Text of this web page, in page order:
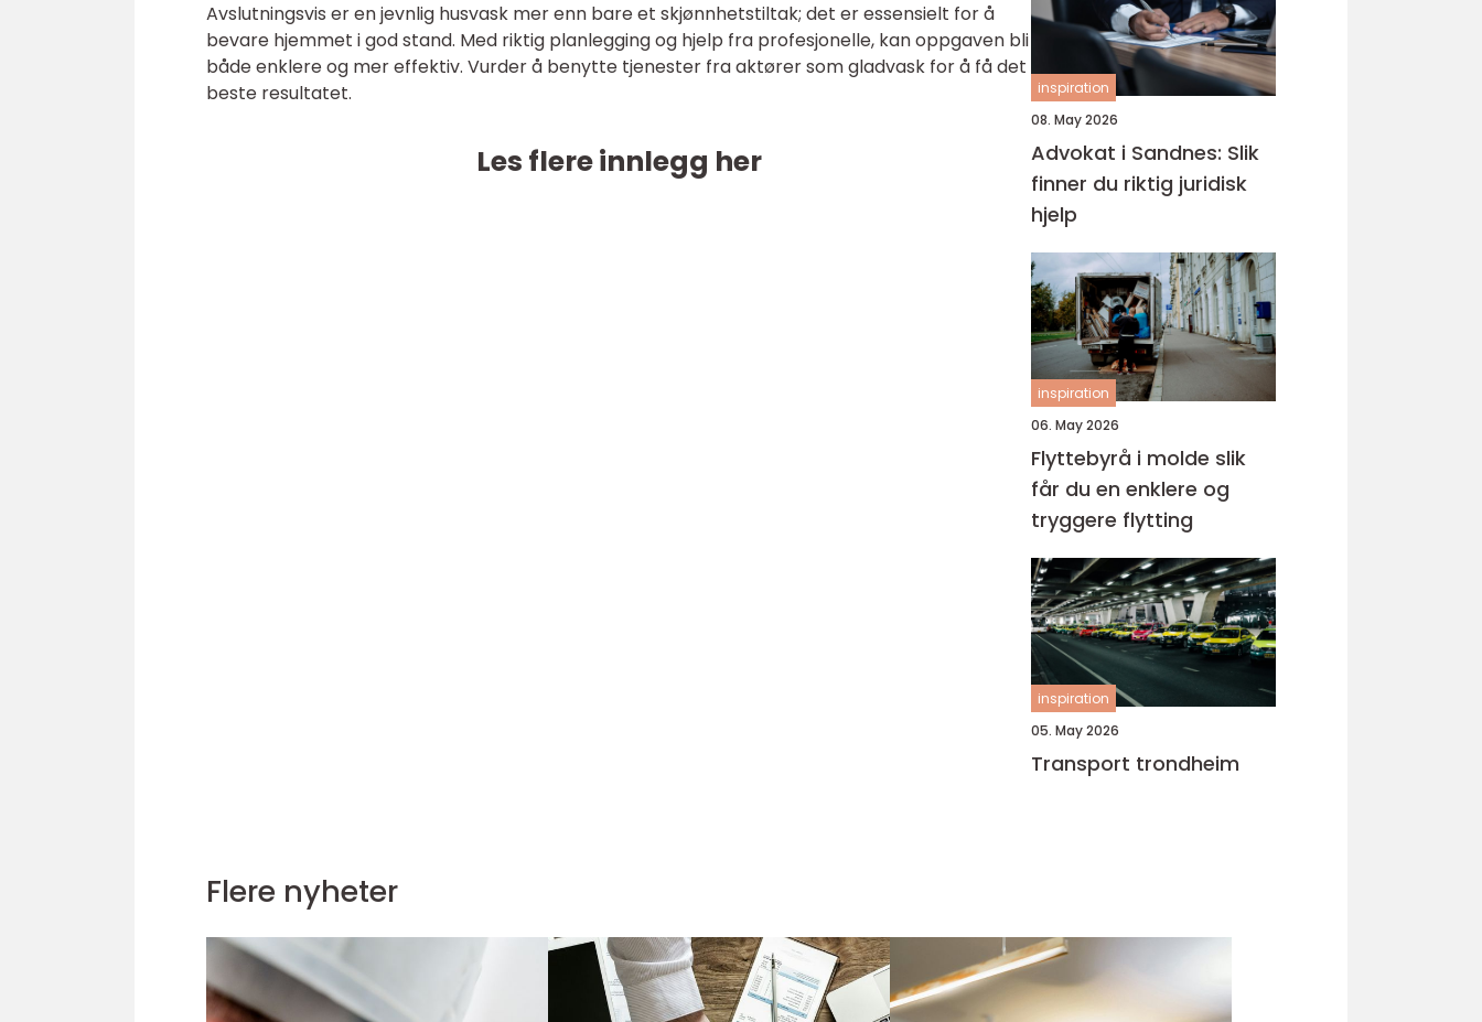
Avslutningsvis er en jevnlig husvask mer enn bare et skjønnhetstiltak; det er essensielt for å
bevare hjemmet i god stand. Med riktig planlegging og hjelp fra profesjonelle, kan oppgaven bli
både enklere og mer effektiv. Vurder å benytte tjenester fra aktører som gladvask for å få det
beste resultatet.
Les flere innlegg her
inspiration
08. May 2026
Advokat i Sandnes: Slik
finner du riktig juridisk
hjelp
inspiration
06. May 2026
Flyttebyrå i molde slik
får du en enklere og
tryggere flytting
inspiration
05. May 2026
Transport trondheim
Flere nyheter